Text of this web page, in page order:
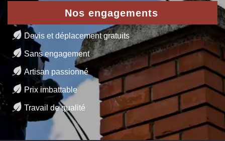
Nos engagements
Devis et déplacement gratuits
Sans engagement
Artisan passionné
Prix imbattable
Travail de qualité